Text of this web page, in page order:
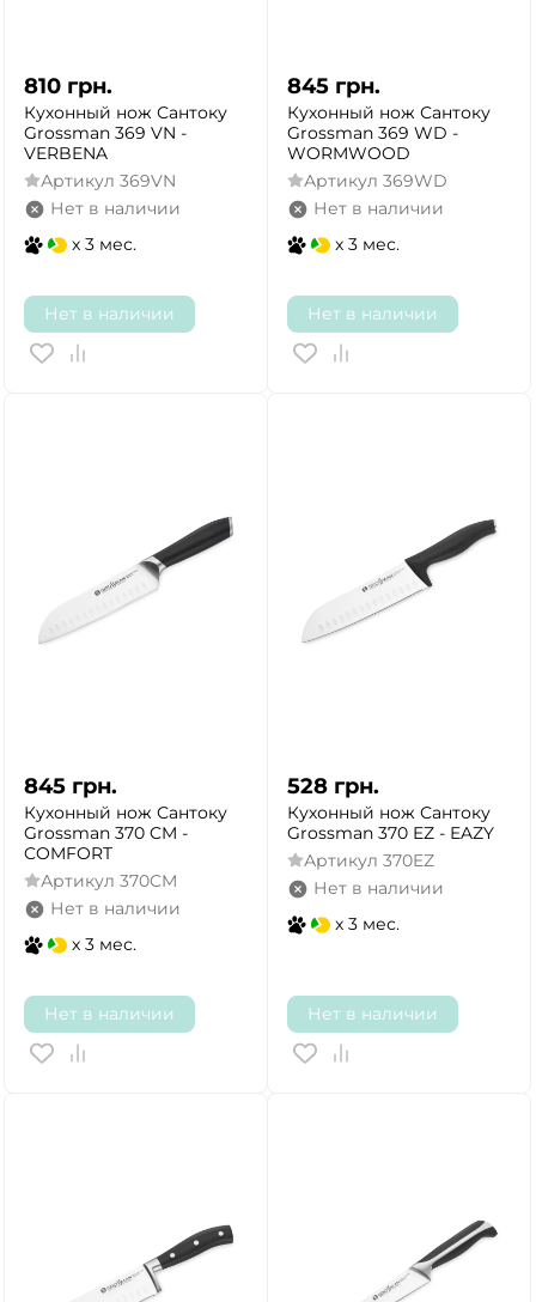
810 грн.
Кухонный нож Сантоку
Grossman 369 VN -
VERBENA
Артикул 369VN
Нет в наличии
x 3 мес.
Нет в наличии
845 грн.
Кухонный нож Сантоку
Grossman 369 WD -
WORMWOOD
Артикул 369WD
Нет в наличии
x 3 мес.
Нет в наличии
845 грн.
Кухонный нож Сантоку
Grossman 370 CM -
COMFORT
Артикул 370CM
Нет в наличии
x 3 мес.
Нет в наличии
528 грн.
Кухонный нож Сантоку
Grossman 370 EZ - EAZY
Артикул 370EZ
Нет в наличии
x 3 мес.
Нет в наличии